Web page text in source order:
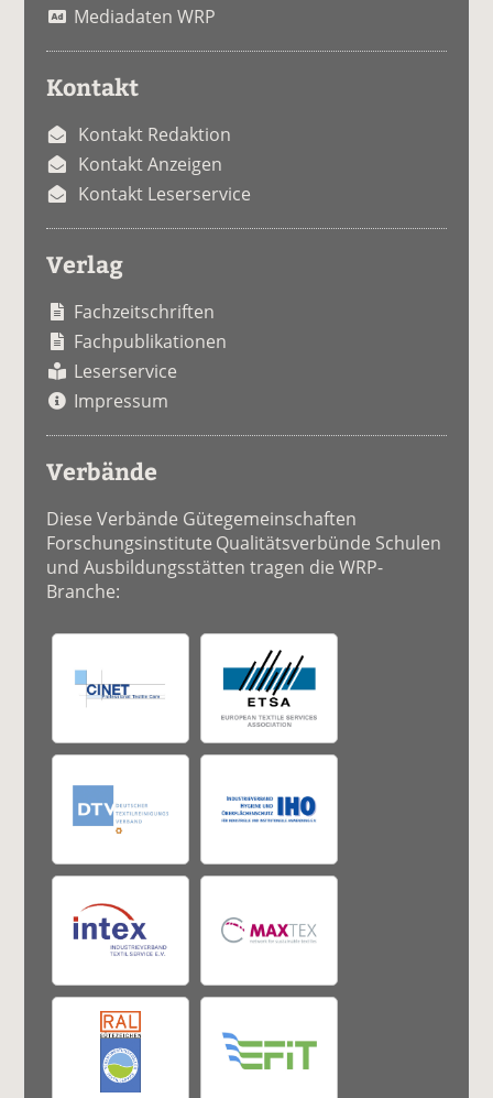
Mediadaten WRP
Kontakt
Kontakt Redaktion
Kontakt Anzeigen
Kontakt Leserservice
Verlag
Fachzeitschriften
Fachpublikationen
Leserservice
Impressum
Verbände
Diese Verbände Gütegemeinschaften
Forschungsinstitute Qualitätsverbünde Schulen
und Ausbildungsstätten tragen die WRP-
Branche: